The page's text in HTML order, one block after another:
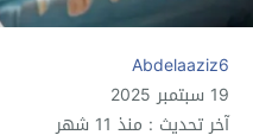
Abdelaaziz6
19 سبتمبر 2025
آخر تحديث : منذ 11 شهر